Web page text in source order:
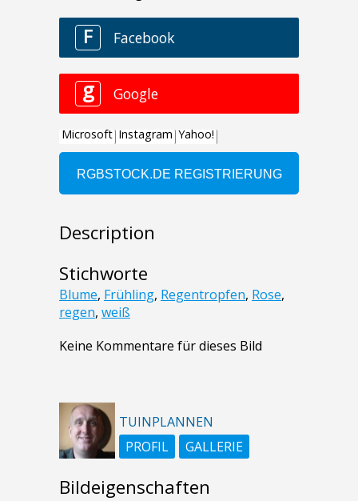
Description
Stichworte
Blume, Frühling, Regentropfen, Rose,
regen, weiß
Keine Kommentare für dieses Bild
TUINPLANNEN
PROFIL
GALLERIE
Bildeigenschaften